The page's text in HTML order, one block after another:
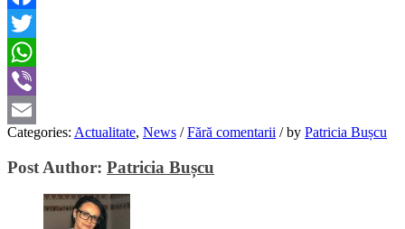
Facebook
Twitter
WhatsApp
Viber
Email
Categories: Actualitate, News / Fără comentarii /by Patricia Bușcu
Post Author: Patricia Bușcu